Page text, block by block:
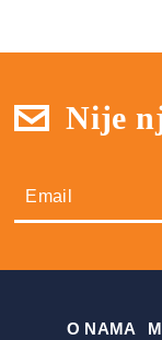
Nije
О NAMA